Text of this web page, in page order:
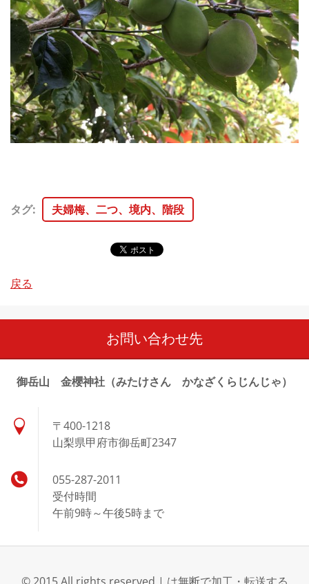
タグ: 夫婦梅、二つ、境内、階段
戻る
お問い合わせ先
御岳山 金櫻神社（みたけさん かなざくらじんじゃ）
〒400-1218
山梨県甲府市御岳町2347
055-287-2011
受付時間
午前9時～午後5時まで